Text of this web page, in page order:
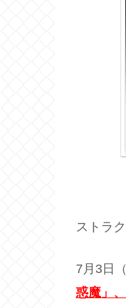
ストラ
7月3日
惑魔」